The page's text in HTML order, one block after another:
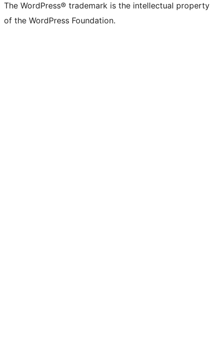
The WordPress® trademark is the intellectual property
of the WordPress Foundation.